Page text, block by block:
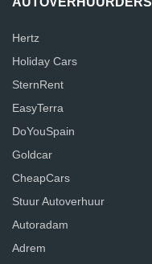
Hertz
Holiday Cars
SternRent
EasyTerra
DoYouSpain
Goldcar
CheapCars
Stuur Autoverhuur
Autoradam
Adrem